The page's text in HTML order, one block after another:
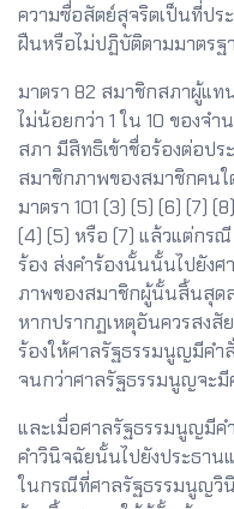
ความซื่อสัตย์สุจริตเป็นที่ปร
ฝืนหรือไม่ปฏิบัติตามมาตรฐ
มาตรา 82 สมาชิกสภาผู้แ
ไม่น้อยกว่า 1 ใน 10 ของจ
สภา มีสิทธิเข้าชื่อร้องต่อป
สมาชิกภาพของสมาชิกคน
มาตรา 101 (3) (5) (6) (7)
(4) (5) หรือ (7) แล้วแต่กร
ร้อง ส่งคำร้องนั้นนั้นไปยัง
ภาพของสมาชิกผู้นั้นสิ้นสุดล
หากปรากฏเหตุอันควรสง
ร้องให้ศาลรัฐธรรมนูญมีค
จนกว่าศาลรัฐธรรมนูญจะมี
และเมื่อศาลรัฐธรรมนูญมีค
คำวินิจฉัยนั้นไปยังประธาน
ในกรณีที่ศาลรัฐธรรมนูญวิ